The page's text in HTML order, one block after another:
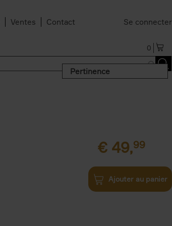
Ventes Contact Se connecter
0
Pertinence
€ 49,99
Ajouter au panier